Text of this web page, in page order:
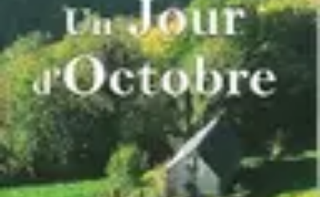
Fruits de Saison
SaisonsAlimentation saineArticles MensuelsChoix et
Conservation
Fruits de Saison